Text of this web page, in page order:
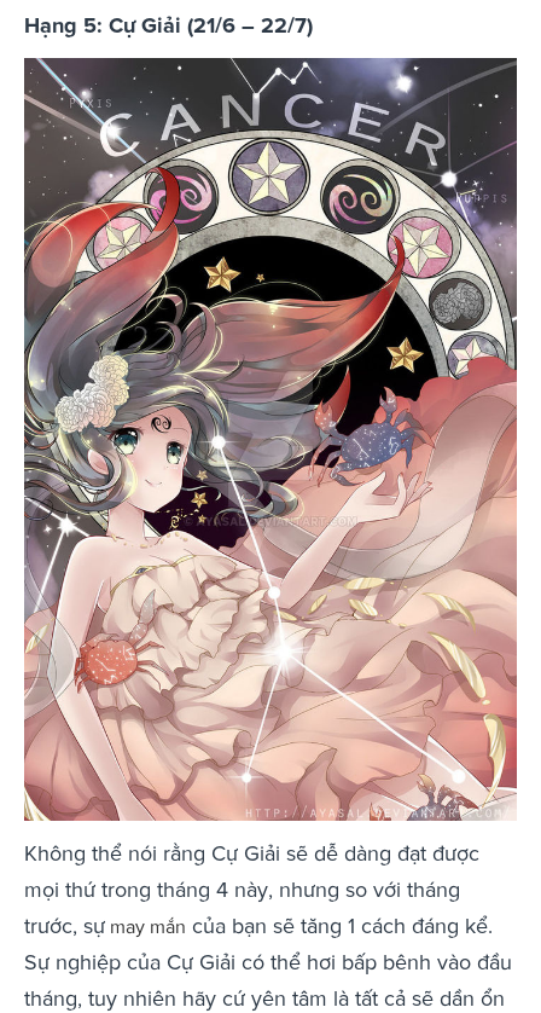
Hạng 5: Cự Giải (21/6 – 22/7)
Không thể nói rằng Cự Giải sẽ dễ dàng đạt được
mọi thứ trong tháng 4 này, nhưng so với tháng
trước, sự may mắn của bạn sẽ tăng 1 cách đáng kể.
Sự nghiệp của Cự Giải có thể hơi bấp bênh vào đầu
tháng, tuy nhiên hãy cứ yên tâm là tất cả sẽ dần ổn